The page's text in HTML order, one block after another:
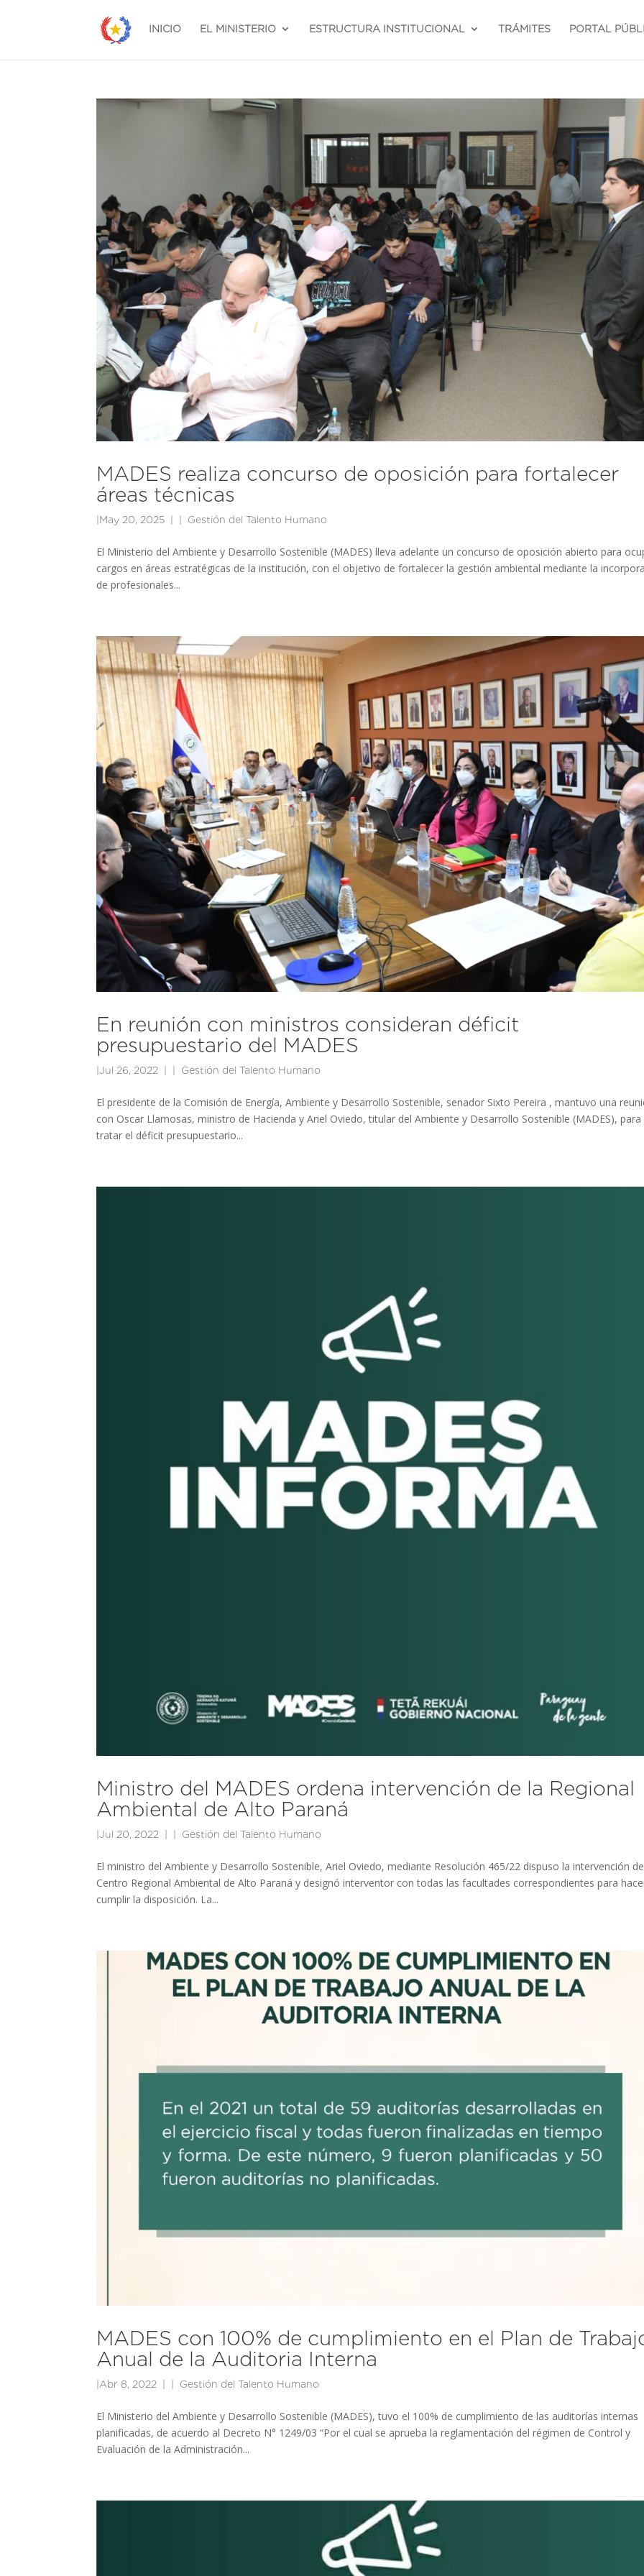
INICIO EL MINISTERIO ESTRUCTURA INSTITUCIONAL TRÁMITES PORTAL
MADES realiza concurso de oposición para fortalecer
áreas técnicas
May 20, 2025 Gestión del Talento Humano
El Ministerio del Ambiente y Desarrollo Sostenible (MADES) lleva adelante un concurso de oposición abierto para
cargos en áreas estratégicas de la institución, con el objetivo de fortalecer la gestión ambiental mediante la
de profesionales...
En reunión con ministros consideran déficit
presupuestario del MADES
|Jul 26, 2022 Gestión del Talento Humano
El presidente de la Comisión de Energía, Ambiente y Desarrollo Sostenible, senador Sixto Pereira , mantuvo una
con Oscar Llamosas, ministro de Hacienda y Ariel Oviedo, titular del Ambiente y Desarrollo Sostenible (MADES), para
tratar el déficit presupuestario...
Ministro del MADES ordena intervención de la Regional
Ambiental de Alto Paraná
|Jul 20, 2022 Gestión del Talento Humano
El ministro del Ambiente y Desarrollo Sostenible, Ariel Oviedo, mediante Resolución 465/22 dispuso la intervención
Centro Regional Ambiental de Alto Paraná y designó interventor con todas las facultades correspondientes para
cumplir la disposición. La...
MADES con 100% de cumplimiento en el Plan de
Anual de la Auditoria Interna
|Abr 8, 2022 Gestión del Talento Humano
El Ministerio del Ambiente y Desarrollo Sostenible (MADES), tuvo el 100% de cumplimiento de las auditorías internas
planificadas, de acuerdo al Decreto N° 1249/03 “Por el cual se aprueba la reglamentación del régimen de Control y
Evaluación de la Administración...